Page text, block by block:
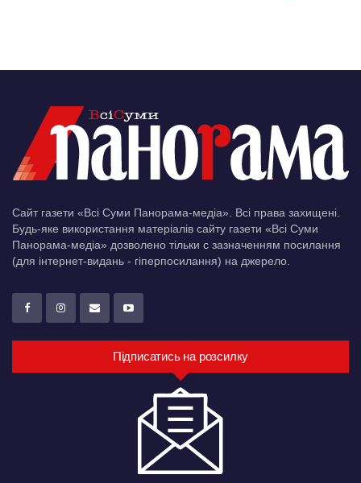
Сайт газети «Всі Суми Панорама-медіа». Всі права захищені.
Будь-яке використання матеріалів сайту газети «Всі Суми
Панорама-медіа» дозволено тільки c зазначенням посилання
(для інтернет-видань - гіперпосилання) на джерело.
Підписатись на розсилку